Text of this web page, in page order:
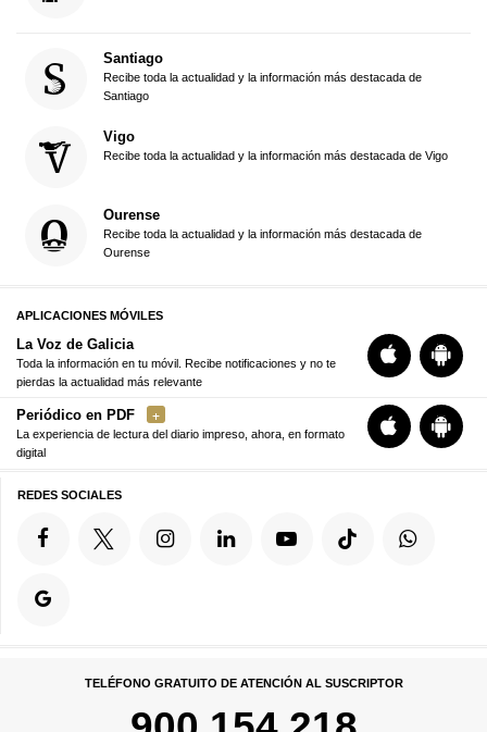
Santiago
Recibe toda la actualidad y la información más destacada de
Santiago
Vigo
Recibe toda la actualidad y la información más destacada de Vigo
Ourense
Recibe toda la actualidad y la información más destacada de
Ourense
APLICACIONES MÓVILES
La Voz de Galicia
Toda la información en tu móvil. Recibe notificaciones y no te
pierdas la actualidad más relevante
Periódico en PDF
La experiencia de lectura del diario impreso, ahora, en formato
digital
REDES SOCIALES
TELÉFONO GRATUITO DE ATENCIÓN AL SUSCRIPTOR